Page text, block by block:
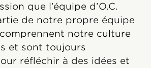
que l’équipe d’O.C.
de notre propre équipe
notre culture
et sont toujours
réfléchir à des idées et